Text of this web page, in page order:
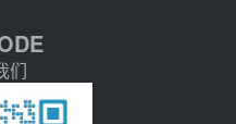
们